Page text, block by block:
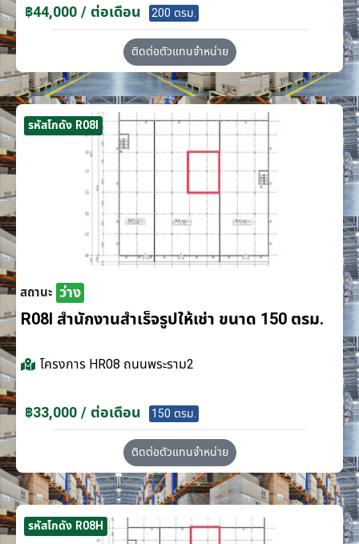
฿44,000 / ต่อเดือน 200 ตรม.
ติดต่อตัวแทนจำหน่าย
รหัสโกดัง R08I
สถานะ ว่าง
R08I สำนักงานสำเร็จรูปให้เช่า ขนาด 150 ตรม.
โครงการ HR08 ถนนพระราม2
฿33,000 / ต่อเดือน 150 ตรม.
ติดต่อตัวแทนจำหน่าย
รหัสโกดัง R08H